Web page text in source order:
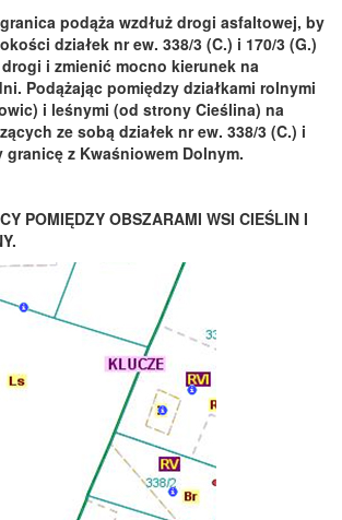
podąża wzdłuż drogi asfaltowej, by
działek nr ew. 338/3 (C.) i 170/3 (G.)
i zmienić mocno kierunek na
Podążając pomiędzy działkami rolnymi
i leśnymi (od strony Cieślina) na
ze sobą działek nr ew. 338/3 (C.) i
granicę z Kwaśniowem Dolnym.
POMIĘDZY OBSZARAMI WSI CIEŚLIN I